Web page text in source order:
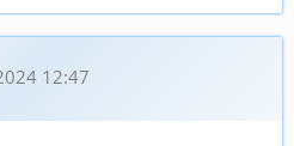
12:47